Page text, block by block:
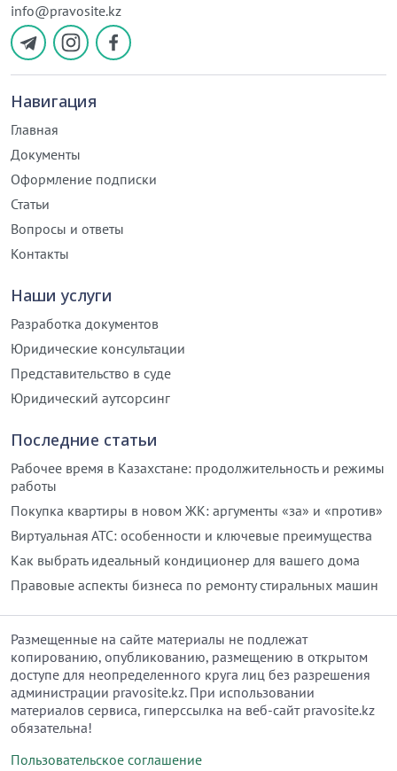
info@pravosite.kz
Навигация
Главная
Документы
Оформление подписки
Статьи
Вопросы и ответы
Контакты
Наши услуги
Разработка документов
Юридические консультации
Представительство в суде
Юридический аутсорсинг
Последние статьи
Рабочее время в Казахстане: продолжительность и режимы
работы
Покупка квартиры в новом ЖК: аргументы «за» и «против»
Виртуальная АТС: особенности и ключевые преимущества
Как выбрать идеальный кондиционер для вашего дома
Правовые аспекты бизнеса по ремонту стиральных машин
Размещенные на сайте материалы не подлежат
копированию, опубликованию, размещению в открытом
доступе для неопределенного круга лиц без разрешения
администрации pravosite.kz. При использовании
материалов сервиса, гиперссылка на веб-сайт pravosite.kz
обязательна!
Пользовательское соглашение